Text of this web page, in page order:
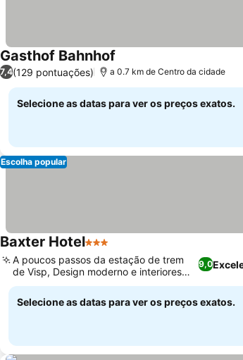
Gasthof Bahnhof
7,4(129 pontuações) a 0.7 km de Centro da cidade
Selecione as datas para ver os preços exatos.
Escolha popular
Baxter Hotel3 Estrelas
9,0
A poucos passos da estação de trem
de Visp, Design moderno e interiores
renovados
Selecione as datas para ver os preços exatos.